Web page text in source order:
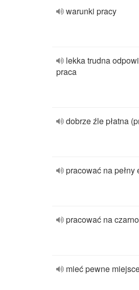
warunki pracy
lekka trudna
praca
dobrze źle płatna
pracować na pełny
pracować na czarno
mieć pewne